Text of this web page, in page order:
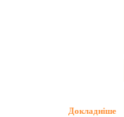
Докладніше